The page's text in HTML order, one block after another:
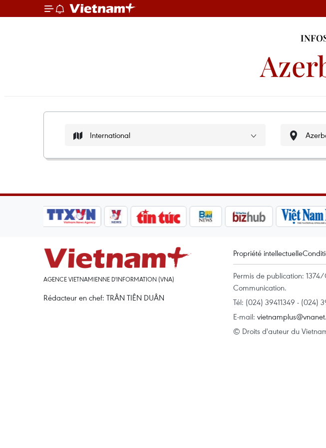
AGENCE VIETNAMIENNE D'INFORMATION (VNA)
Rédacteur en chef: TRÂN TIÊN DUÂN
Propriété intellectuelle
Permis de publication:
Communication.
Tél: (024) 39411349 - (024)
E-mail:
© Droits d'auteur du